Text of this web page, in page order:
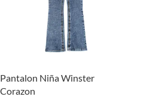
Pantalon Niña Winster
Corazon